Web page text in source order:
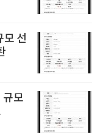
모 선
규모